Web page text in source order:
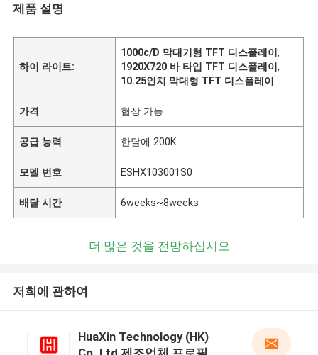
제품 설명
하이 라이트:
1000c/D 막대기형 TFT 디스플레이,
1920X720 바 타입 TFT 디스플레이,
10.25인치 막대형 TFT 디스플레이
가격 협상 가능
공급 능력 한달에 200K
모델 번호 ESHX103001S0
배달 시간 6weeks~8weeks
더 많은 것을 전망하십시오
저희에 관하여
HuaXin Technology (HK)